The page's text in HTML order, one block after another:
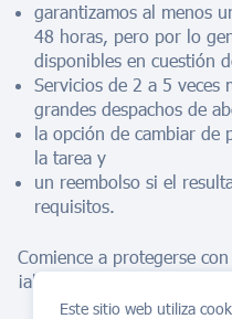
Este sitio web utiliza
garantizamos al menos
48 horas, pero por lo
disponibles en cuestión
Servicios de 2 a 5 veces
grandes despachos de
la opción de cambiar de
la tarea y
un reembolso si el
requisitos.
Comience a protegerse
¡ahora mismo!